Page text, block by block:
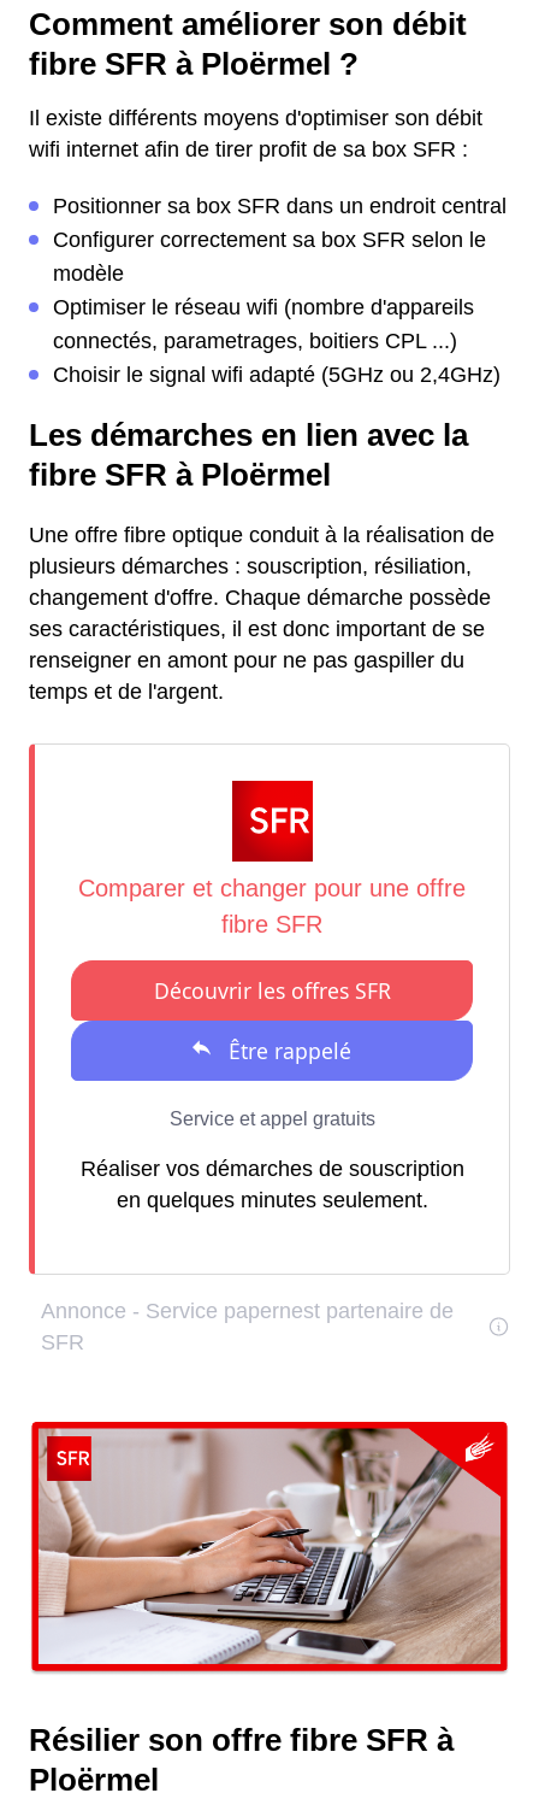
Comment améliorer son débit
fibre SFR à Ploërmel ?
Il existe différents moyens d'optimiser son débit
wifi internet afin de tirer profit de sa box SFR :
Positionner sa box SFR dans un endroit central
Configurer correctement sa box SFR selon le
modèle
Optimiser le réseau wifi (nombre d'appareils
connectés, parametrages, boitiers CPL ...)
Choisir le signal wifi adapté (5GHz ou 2,4GHz)
Les démarches en lien avec la
fibre SFR à Ploërmel
Une offre fibre optique conduit à la réalisation de
plusieurs démarches : souscription, résiliation,
changement d'offre. Chaque démarche possède
ses caractéristiques, il est donc important de se
renseigner en amont pour ne pas gaspiller du
temps et de l'argent.
Réaliser vos démarches de souscription
en quelques minutes seulement.
Résilier son offre fibre SFR à
Ploërmel